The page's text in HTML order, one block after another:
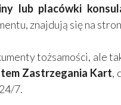
lub placówki
znajdują się na
tożsamości, ale
Zastrzegania Kart,
7.